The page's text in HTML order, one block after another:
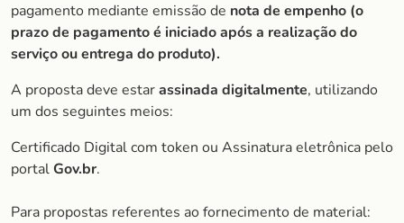
pagamento mediante emissão de nota de empenho (o
prazo de pagamento é iniciado após a realização do
serviço ou entrega do produto).
A proposta deve estarassinada digitalmente, utilizando
um dos seguintes meios:
Certificado Digital com token ou Assinatura eletrônica pelo
portalGov.br.
Para propostas referentes ao fornecimento de material: